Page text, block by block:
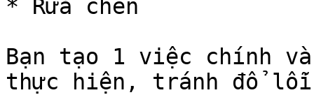
* Rửa chén
Bạn tạo 1 việc chính
thực hiện, tránh đổ lỗi